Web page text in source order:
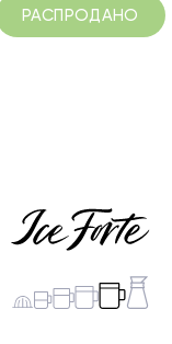
РАСПРОДАНО